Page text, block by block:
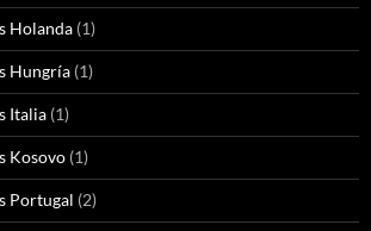
Holanda (1)
Hungría (1)
Italia (1)
Kosovo (1)
Portugal (2)